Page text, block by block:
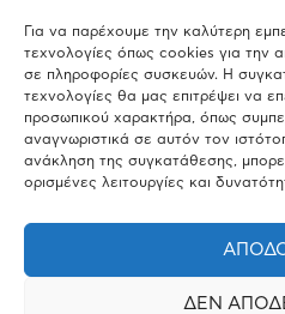
Για να παρέχουμε την καλύτερη
τεχνολογίες όπως cookies για την
σε πληροφορίες συσκευών. Η
τεχνολογίες θα μας επιτρέψει να
προσωπικού χαρακτήρα, όπως
αναγνωριστικά σε αυτόν τον
ανάκληση της συγκατάθεσης,
ορισμένες λειτουργίες και
ΔΕΝ